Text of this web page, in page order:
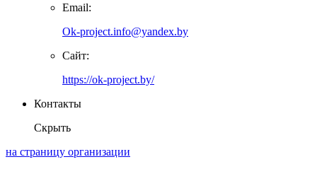
Email:
Ok-project.info@yandex.by
Сайт:
https://ok-project.by/
Контакты
Скрыть
на страницу организации